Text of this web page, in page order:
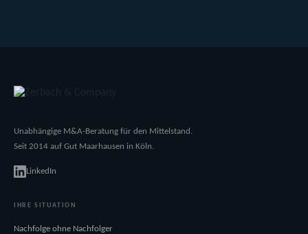
Unabhängige M&A-Beratung für den Mittelstand.
Seit 2014 auf Gut Maarhausen in Köln.
LinkedIn
IHRE SITUATION
Nachfolge ohne Nachfolger